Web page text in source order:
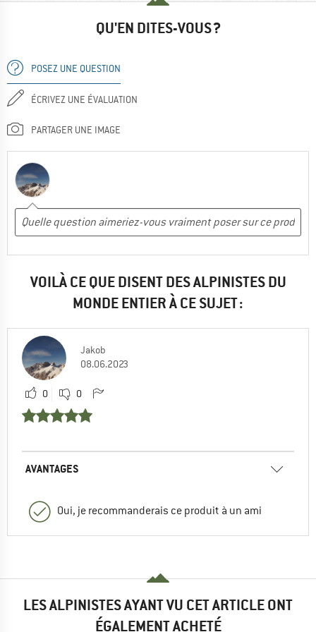
QU'EN DITES-VOUS ?
POSEZ UNE QUESTION
ÉCRIVEZ UNE ÉVALUATION
PARTAGER UNE IMAGE
VOILÀ CE QUE DISENT DES ALPINISTES DU
MONDE ENTIER À CE SUJET :
Jakob
08.06.2023
0 0
AVANTAGES
Oui, je recommanderais ce produit à un ami
LES ALPINISTES AYANT VU CET ARTICLE ONT
ÉGALEMENT ACHETÉ